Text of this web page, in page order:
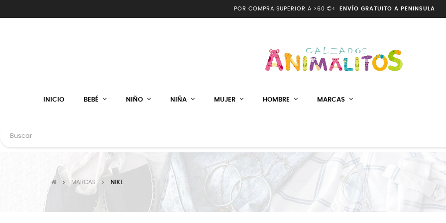
POR COMPRA SUPERIOR A >60 €< ENVÍO GRATUITO A PENINSULA
INICIO BEBÉ NIÑO NIÑA MUJER HOMBRE MARCAS
MARCAS NIKE